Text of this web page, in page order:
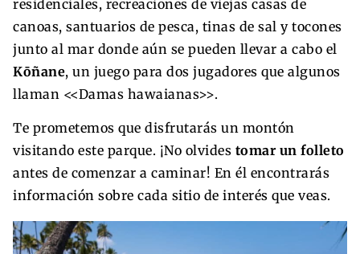
residenciales, recreaciones de viejas casas de
canoas, santuarios de pesca, tinas de sal y tocones
junto al mar donde aún se pueden llevar a cabo el
Kōñane, un juego para dos jugadores que algunos
llaman <<Damas hawaianas>>.
Te prometemos que disfrutarás un montón
visitando este parque. ¡No olvides tomar un folleto
antes de comenzar a caminar! En él encontrarás
información sobre cada sitio de interés que veas.